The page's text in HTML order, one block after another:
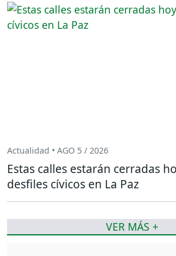
Actualidad • AGO 5 / 2026
Estas calles estarán cerradas
desfiles cívicos en La Paz
VER MÁS +